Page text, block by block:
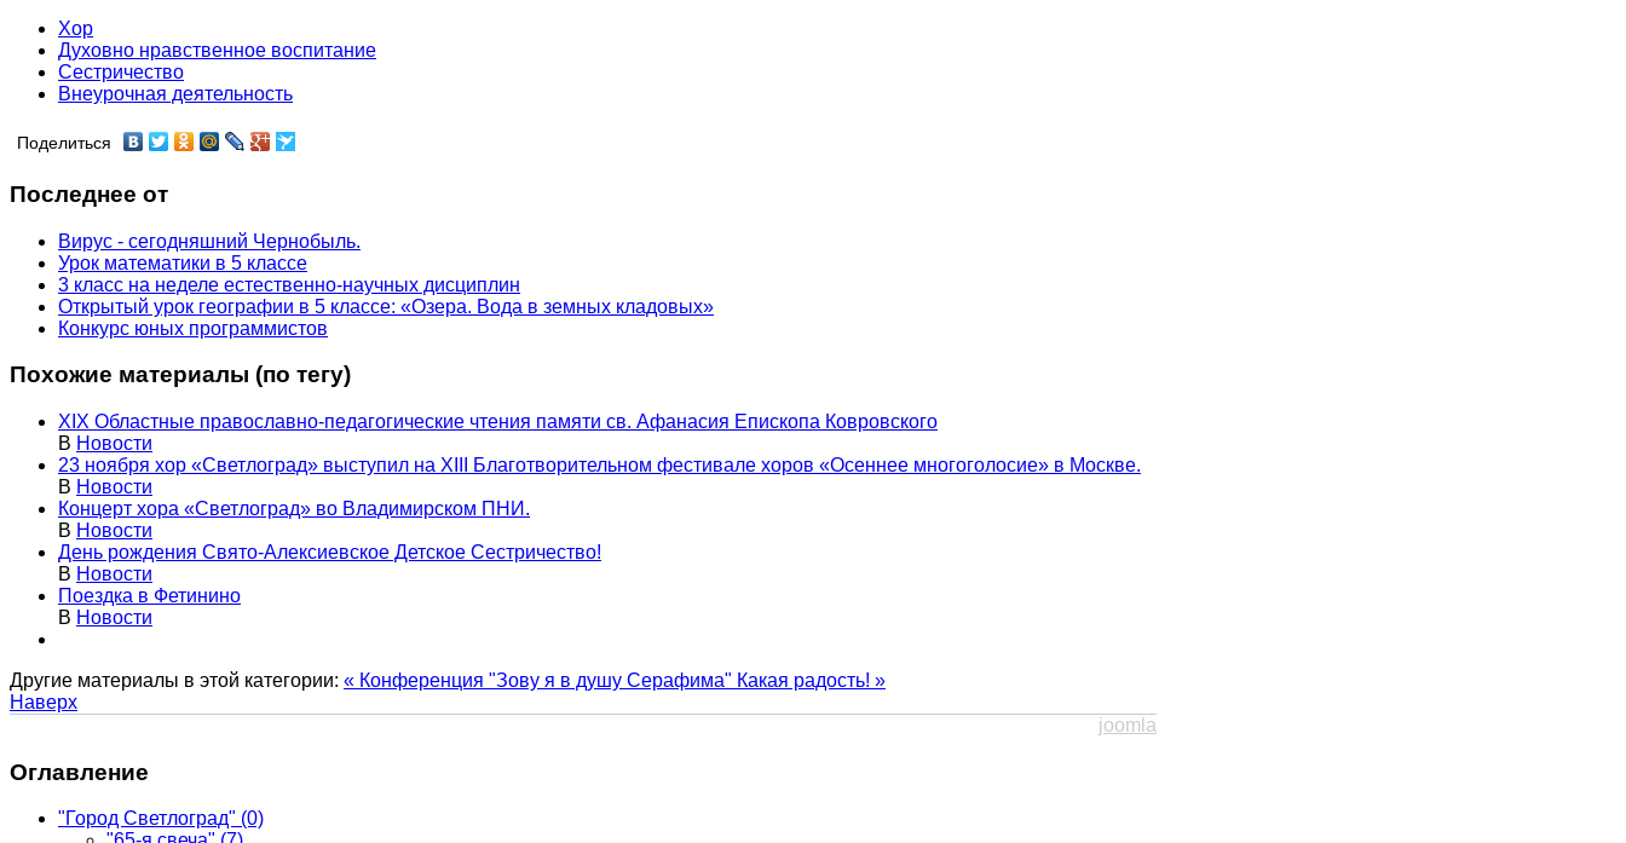
Хор
Духовно нравственное воспитание
Сестричество
Внеурочная деятельность
Поделиться
Последнее от
Вирус - сегодняшний Чернобыль.
Урок математики в 5 классе
3 класс на неделе естественно-научных дисциплин
Открытый урок географии в 5 классе: «Озера. Вода в земных кладовых»
Конкурс юных программистов
Похожие материалы (по тегу)
XIX Областные православно-педагогические чтения памяти св. Афанасия Епископа Ковровского
В Новости
23 ноября хор «Светлоград» выступил на XIII Благотворительном фестивале хоров «Осеннее многоголосие» в Москве.
В Новости
Концерт хора «Светлоград» во Владимирском ПНИ.
В Новости
День рождения Свято-Алексиевское Детское Сестричество!
В Новости
Поездка в Фетинино
В Новости
Другие материалы в этой категории: « Конференция "Зову я в душу Серафима" Какая радость! »
Наверх
joomla
Оглавление
"Город Светлоград" (0)